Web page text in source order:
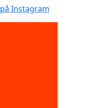
Instagram